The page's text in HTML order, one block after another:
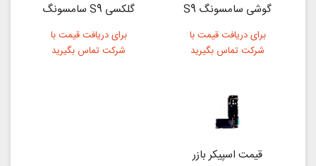
گوشی سامسونگ S9
برای دریافت قیمت با
شرکت تماس بگیرید
گلکسی S9 سامسونگ
برای دریافت قیمت با
شرکت تماس بگیرید
قیمت اسپیکر بازر